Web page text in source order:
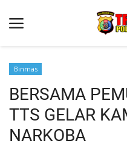
Beranda
Terms & Conditions
Reskrim
Binmas
BERSAMA
TTS GELAR
NARKOBA